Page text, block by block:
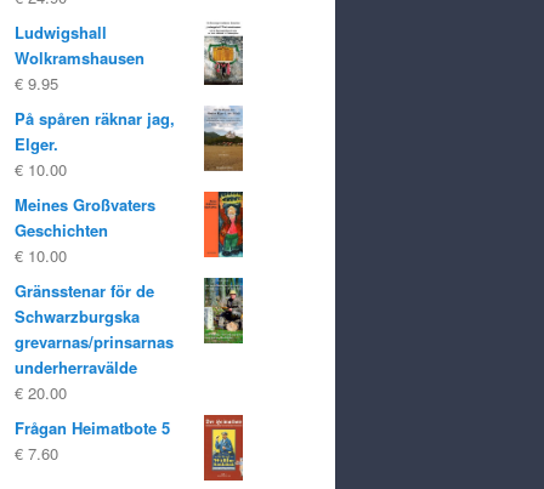
Ludwigshall
Wolkramshausen
€ 9.95
På spåren räknar jag,
Elger.
€ 10.00
Meines Großvaters
Geschichten
€ 10.00
Gränsstenar för de
Schwarzburgska
grevarnas/prinsarnas
underherravälde
€ 20.00
Frågan Heimatbote 5
€ 7.60